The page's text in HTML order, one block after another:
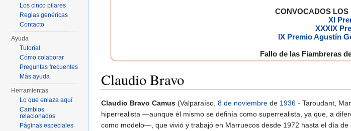
CONVOCADOS LOS
XI
XXXIX
IX Premio Agustín
Fallo de las Fiambreras
Claudio Bravo
Claudio Bravo Camus (Valparaíso, 8 de noviembre de 1936 - Taroudant,
hiperrealista —aunque él mismo se definía como superrealista, ya que, a
como modelo—, que vivió y trabajó en Marruecos desde 1972 hasta el día de
Los cinco pilares
Reglas genéricas
Contacto
Ayuda
Tutorial
Cómo colaborar
Preguntas frecuentes
Más ayuda
Herramientas
Lo que enlaza aquí
Cambios
relacionados
Páginas especiales